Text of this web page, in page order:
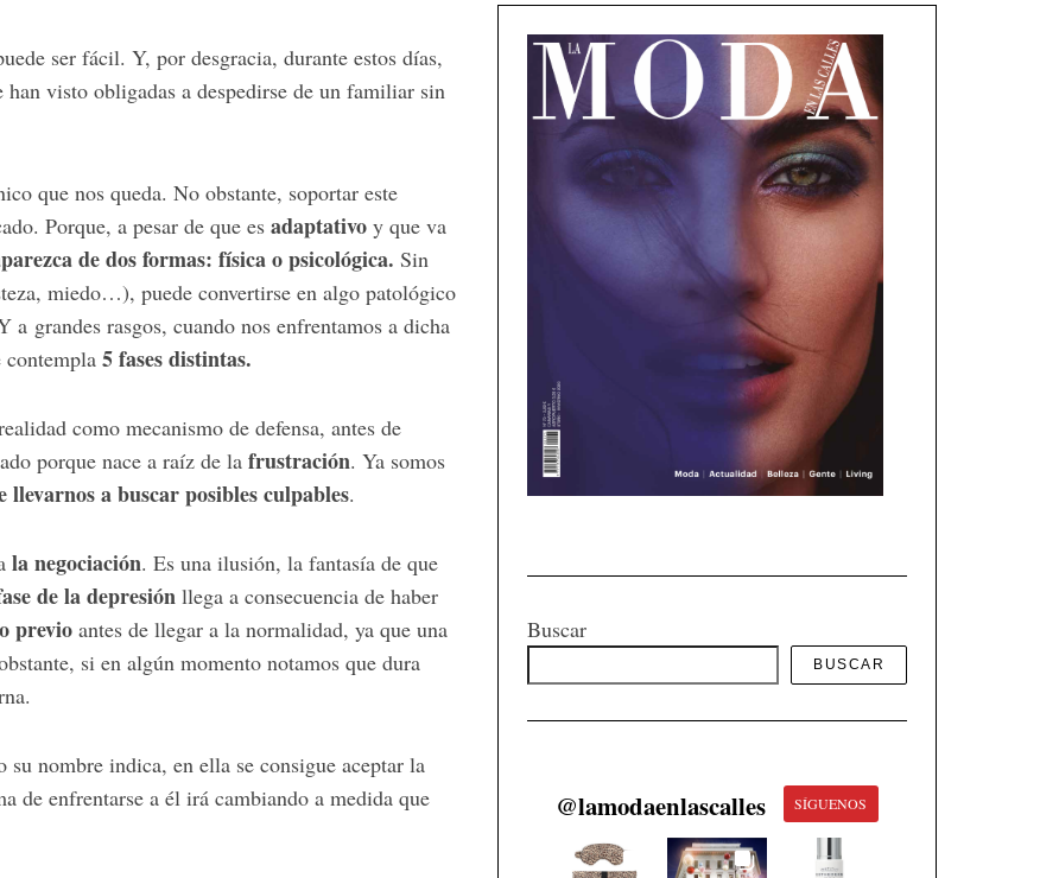
ser fácil. Y, por desgracia, durante estos días,
han visto obligadas a despedirse de un familiar sin
que nos queda. No obstante, soportar este
Porque, a pesar de que es adaptativo y que va
de dos formas: física o psicológica. Sin
miedo…), puede convertirse en algo patológico
a grandes rasgos, cuando nos enfrentamos a dicha
contempla 5 fases distintas.
como mecanismo de defensa, antes de
porque nace a raíz de la frustración. Ya somos
llevarnos a buscar posibles culpables.
la negociación. Es una ilusión, la fantasía de que
de la depresión llega a consecuencia de haber
previo antes de llegar a la normalidad, ya que una
si en algún momento notamos que dura
su nombre indica, en ella se consigue aceptar la
de enfrentarse a él irá cambiando a medida que
Buscar
BUSCAR
@lamodaenlascalles SÍGUENOS